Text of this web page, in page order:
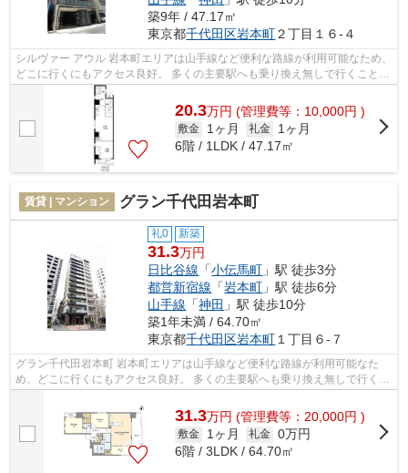
築9年 / 47.17㎡
東京都千代田区岩本町２丁目１６-４
シルヴァー アウル 岩本町エリアは山手線など便利な路線が利用可能なため、
どこに行くにもアクセス良好。 多くの主要駅へも乗り換え無しで行くことが
できます。 比較的治安は落ち着...
20.3万円 (管理費等：10,000円 )
敷金 1ヶ月 礼金
1ヶ月
6階 / 1LDK / 47.17㎡
賃貸 | マンション グラン千代田岩本町
礼0 新築
31.3万円
日比谷線 「小伝馬町 」駅 徒歩3分
都営新宿線 「岩本町 」駅 徒歩6分
山手線 「神田 」駅 徒歩10分
築1年未満 / 64.70㎡
東京都千代田区岩本町 １丁目６-７
グラン千代田岩本町 岩本町エリアは山手線など便利な路線が利用可能なた
め、どこに行くにもアクセス良好。 多くの主要駅へも乗り換え無しで行くこ
とができます。 比較的治安は落ち着...
31.3万円 (管理費等：20,000円 )
敷金 1ヶ月 礼金 0万円
6階 / 3LDK / 64.70㎡